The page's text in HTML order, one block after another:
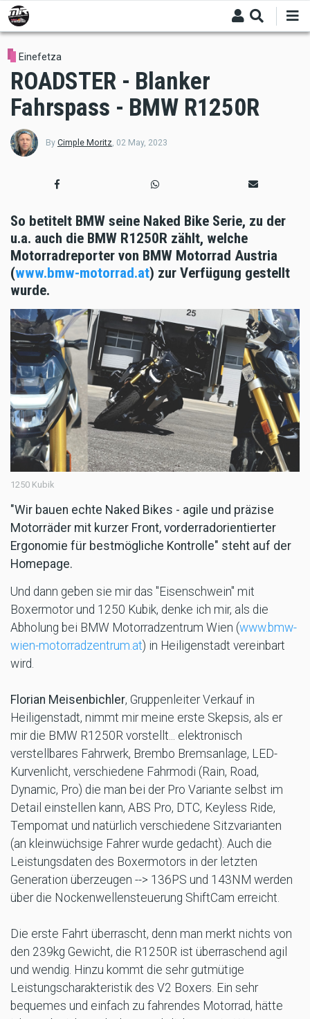
Skip
to
main
content
Einefetza
ROADSTER - Blanker
Fahrspass - BMW R1250R
By Cimple Moritz 02 May, 2023
So betitelt BMW seine Naked Bike Serie, zu der
u.a. auch die BMW R1250R zählt, welche
Motorradreporter von BMW Motorrad Austria
(www.bmw-motorrad.at) zur Verfügung gestellt
wurde.
1250 Kubik
"Wir bauen echte Naked Bikes - agile und präzise
Motorräder mit kurzer Front, vorderradorientierter
Ergonomie für bestmögliche Kontrolle" steht auf der
Homepage.
Und dann geben sie mir das "Eisenschwein" mit
Boxermotor und 1250 Kubik, denke ich mir, als die
Abholung bei BMW Motorradzentrum Wien (www.bmw-
wien-motorradzentrum.at) in Heiligenstadt vereinbart
wird.
Florian Meisenbichler, Gruppenleiter Verkauf in
Heiligenstadt, nimmt mir meine erste Skepsis, als er
mir die BMW R1250R vorstellt... elektronisch
verstellbares Fahrwerk, Brembo Bremsanlage, LED-
Kurvenlicht, verschiedene Fahrmodi (Rain, Road,
Dynamic, Pro) die man bei der Pro Variante selbst im
Detail einstellen kann, ABS Pro, DTC, Keyless Ride,
Tempomat und natürlich verschiedene Sitzvarianten
(an kleinwüchsige Fahrer wurde gedacht). Auch die
Leistungsdaten des Boxermotors in der letzten
Generation überzeugen --> 136PS und 143NM werden
über die Nockenwellensteuerung ShiftCam erreicht.
Die erste Fahrt überrascht, denn man merkt nichts von
den 239kg Gewicht, die R1250R ist überraschend agil
und wendig. Hinzu kommt die sehr gutmütige
Leistungscharakteristik des V2 Boxers. Ein sehr
bequemes und einfach zu fahrendes Motorrad, hätte